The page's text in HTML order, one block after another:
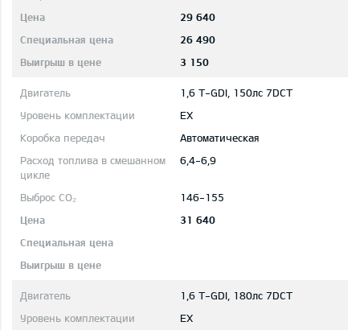
29 640
26 490
3 150
1,6 T-GDI, 150лс 7DCT
EX
Автоматическая
6,4-6,9
146-155
31 640
1,6 T-GDI, 180лс 7DCT
EX